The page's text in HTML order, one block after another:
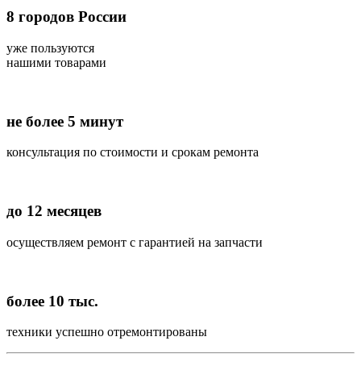
8 городов России
уже пользуются
нашими товарами
не более 5 минут
консультация по стоимости и срокам ремонта
до 12 месяцев
осуществляем ремонт с гарантией на запчасти
более 10 тыс.
техники успешно отремонтированы